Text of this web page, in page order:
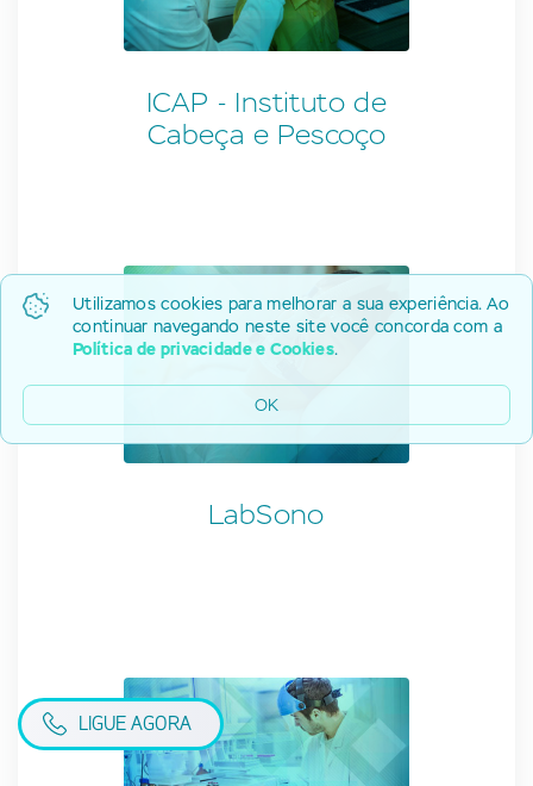
LIGUE AGORA
Utilizamos cookies para melhorar a sua experiência. Ao
continuar navegando neste site você concorda com a
Política de privacidade e Cookies.
OK
ICAP - Instituto de
Cabeça e Pescoço
LabSono